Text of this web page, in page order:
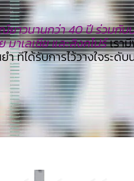
ยาวนานกว่า 40 ปี ร่วมกับ
มาเลเซีย และสิงคโปร์เรา
ทีไ่ด้รับการไว้วางใจระดับ